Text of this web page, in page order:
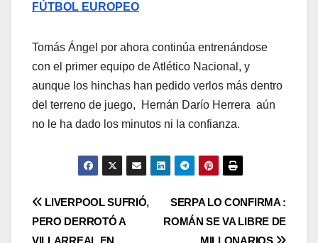
FÚTBOL EUROPEO
Tomás Ángel por ahora continúa entrenándose
con el primer equipo de Atlético Nacional, y
aunque los hinchas han pedido verlos más dentro
del terreno de juego, Hernán Darío Herrera aún
no le ha dado los minutos ni la confianza.
SERPA LO CONFIRMA :
ROMÁN SE VA LIBRE DE
MILLONARIOS
LIVERPOOL SUFRIÓ,
PERO DERROTÓ A
VILLARREAL EN